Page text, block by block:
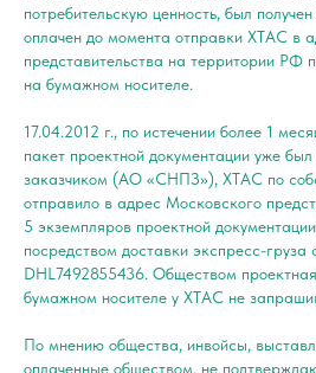
потребительскую ценность, был
оплачен до момента отправки ХТАС в
представительства на территории РФ
на бумажном носителе.
17.04.2012 г., по истечении более 1
пакет проектной документации уже
заказчиком (АО «СНПЗ»), ХТАС по
отправило в адрес Московского
5 экземпляров проектной
посредством доставки экспресс-
DHL7492855436. Обществом
бумажном носителе у ХТАС не
По мнению общества, инвойсы,
оплаченные обществом, не